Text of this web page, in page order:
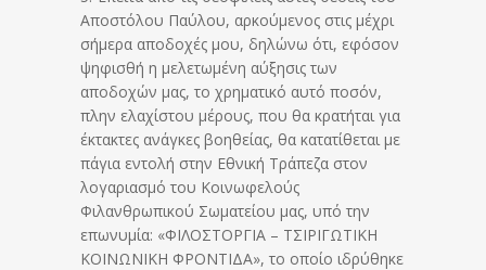
Αποστόλου Παύλου, αρκούμενος στις μέχρι
σήμερα αποδοχές μου, δηλώνω ότι, εφόσον
ψηφισθή η μελετωμένη αύξησις των
αποδοχών μας, το χρηματικό αυτό ποσόν,
πλην ελαχίστου μέρους, που θα κρατήται για
έκτακτες ανάγκες βοηθείας, θα κατατίθεται με
πάγια εντολή στην Εθνική Τράπεζα στον
λογαριασμό του Κοινωφελούς
Φιλανθρωπικού Σωματείου μας, υπό την
επωνυμία: «ΦΙΛΟΣΤΟΡΓΙΑ – ΤΣΙΡΙΓΩΤΙΚΗ
ΚΟΙΝΩΝΙΚΗ ΦΡΟΝΤΙΔΑ», το οποίο ιδρύθηκε